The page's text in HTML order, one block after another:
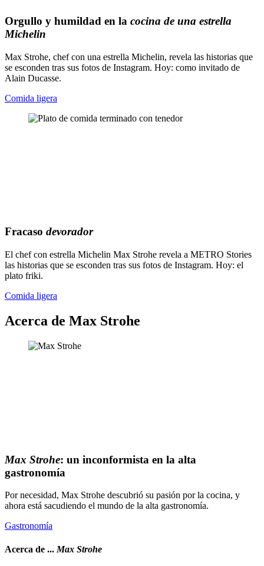
Orgullo y humildad en la cocina de una estrella
Michelin
Max Strohe, chef con una estrella Michelin, revela las historias que
se esconden tras sus fotos de Instagram. Hoy: como invitado de
Alain Ducasse.
Comida ligera
Fracaso devorador
El chef con estrella Michelin Max Strohe revela a METRO Stories
las historias que se esconden tras sus fotos de Instagram. Hoy: el
plato friki.
Comida ligera
Acerca de Max Strohe
Max Strohe: un inconformista en la alta
gastronomía
Por necesidad, Max Strohe descubrió su pasión por la cocina, y
ahora está sacudiendo el mundo de la alta gastronomía.
Gastronomía
Acerca de ... Max Strohe